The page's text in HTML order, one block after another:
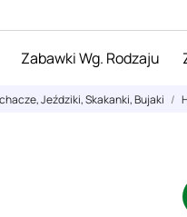
Zabawki Wg. Rodzaju
Jeździki, Skakanki, Bujaki